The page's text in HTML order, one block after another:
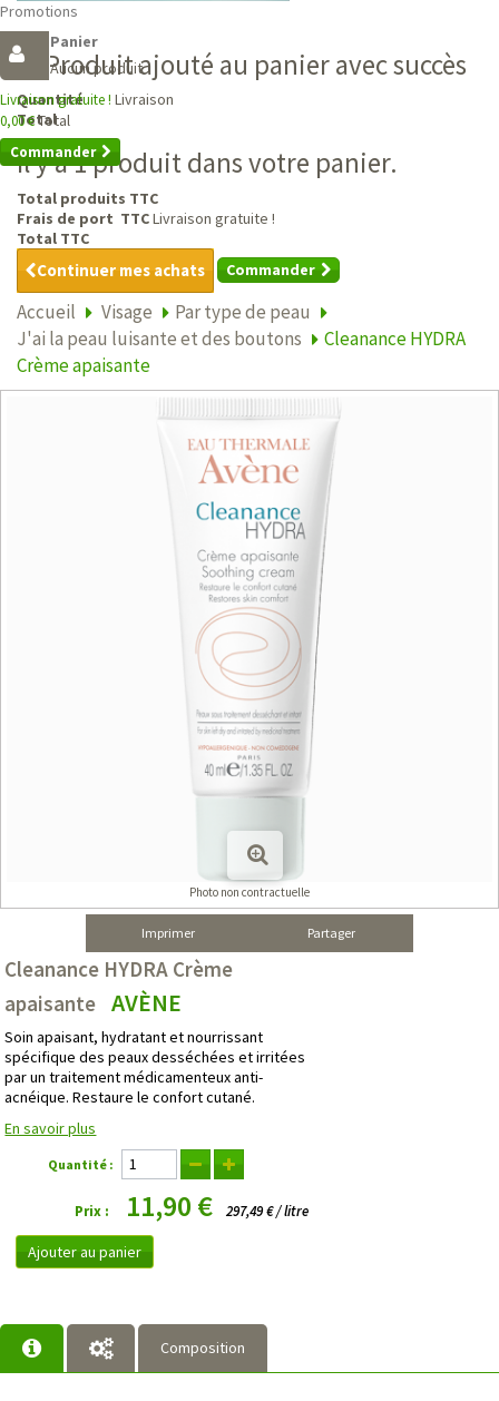
Promotions
Panier
Aucun produit
Livraison gratuite ! Livraison
0,00 €Total
Commander
Produit ajouté au panier avec succès
Quantité
Total
Il y a 1 produit dans votre panier.
Total produits TTC
Frais de port TTCLivraison gratuite !
Total TTC
Continuer mes achats Commander
Accueil Visage
Par type de peau
J'ai la peau luisante et des boutons
Cleanance HYDRA
Crème apaisante
Photo non contractuelle
Imprimer Partager
Cleanance HYDRA Crème
apaisante
AVÈNE
Soin apaisant, hydratant et nourrissant
spécifique des peaux desséchées et irritées
par un traitement médicamenteux anti-
acnéique. Restaure le confort cutané.
En savoir plus
Quantité :
Prix : 11,90 € 297,49 € / litre
Ajouter au panier
Composition